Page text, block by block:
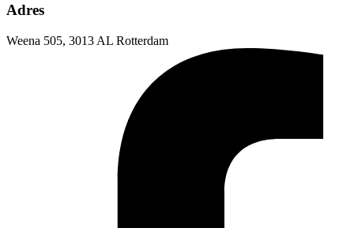
Adres
Weena 505, 3013 AL Rotterdam